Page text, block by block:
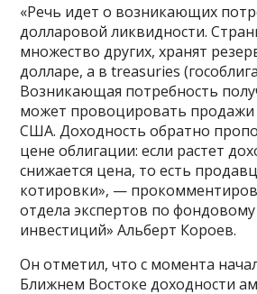
«Речь идет о возникающих
долларовой ликвидности.
множество других, хранят
долларе, а в treasuries
Возникающая потребность
может провоцировать продажи
США. Доходность обратно
цене облигации: если растет
снижается цена, то есть
котировки», —
отдела экспертов по
инвестиций» Альберт Короев.
Он отметил, что с момента
Ближнем Востоке доходности